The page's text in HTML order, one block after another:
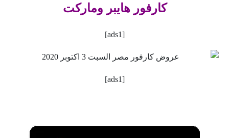
كارفور هايبر وماركت
[ads1]
[ads1]